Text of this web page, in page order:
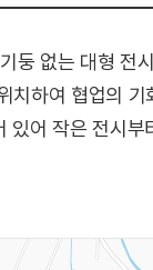
둥 없는 대형 전
치하여 협업의
어 작은 전시부